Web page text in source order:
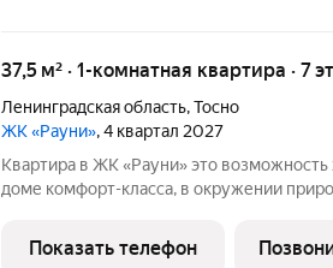
37,5 м² · 1-комнатная квартира · 7
Ленинградская область,Тосно
ЖК «Рауни», 4 квартал 2027
Квартира в ЖК «Рауни» это возможность жить в современном
доме комфорт-класса, в окружении
было удобным для повседневной жизни,
необходимого. Это
Показать телефон